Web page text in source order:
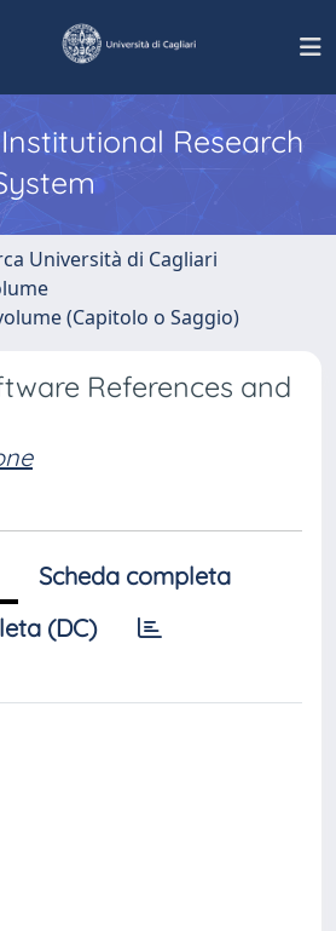
Institutional Research
Università di Cagliari
(Capitolo o Saggio)
References and
Scheda completa
(DC)